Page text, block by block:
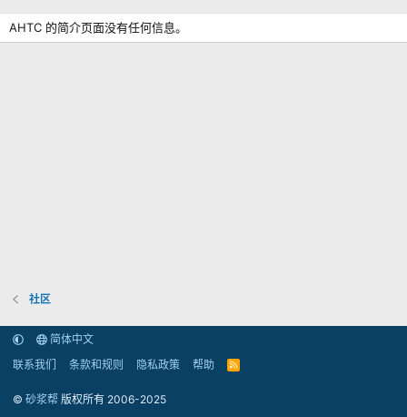
AHTC 的简介页面没有任何信息。
社区
简体中文
联系我们
条款和规则 隐私政策 帮助
R
© 砂浆帮 版权所有 2006-2025